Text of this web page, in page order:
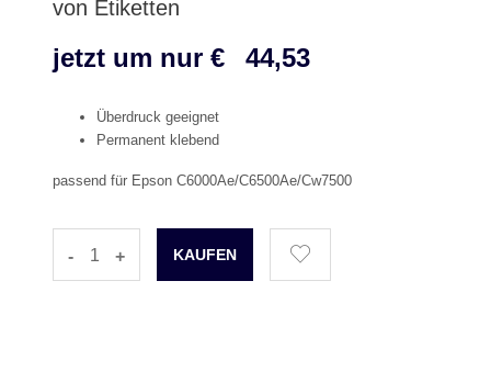
von Etiketten
jetzt um nur € 44,53
Überdruck geeignet
Permanent klebend
passend für Epson C6000Ae/C6500Ae/Cw7500
- +